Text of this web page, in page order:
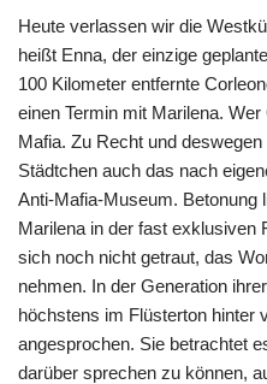
Heute verlassen wir die
heißt Enna, der einzige
100 Kilometer entfernte
einen Termin mit Marilena.
Mafia. Zu Recht und
Städtchen auch das nach
Anti-Mafia-Museum. Betonung
Marilena in der fast exklusiven
sich noch nicht getraut, das
nehmen. In der Generation
höchstens im Flüsterton hinter
angesprochen. Sie betrachtet
darüber sprechen zu können,